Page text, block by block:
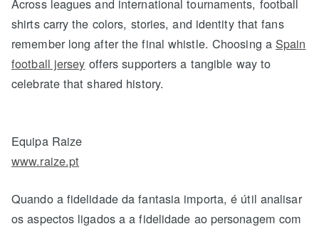
Across leagues and international tournaments, football
shirts carry the colors, stories, and identity that fans
remember long after the final whistle. Choosing a Spain
football jersey offers supporters a tangible way to
celebrate that shared history.
Equipa Raize
www.raize.pt
Quando a fidelidade da fantasia importa, é útil analisar
os aspectos ligados a a fidelidade ao personagem com